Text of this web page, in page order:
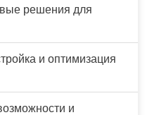
решения для
и оптимизация
и